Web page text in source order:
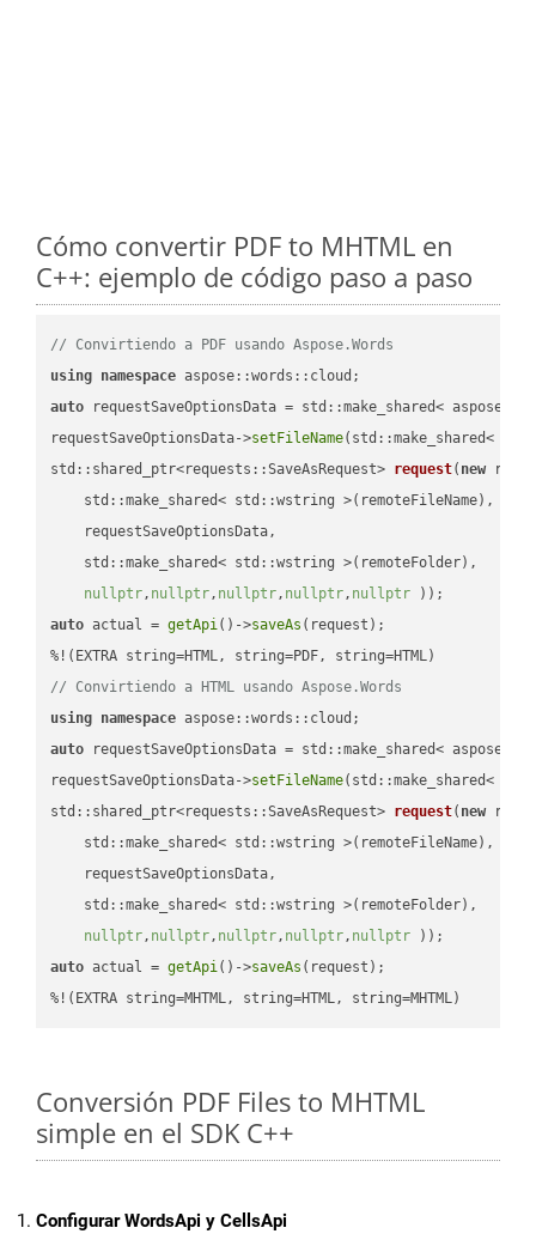
Cómo convertir PDF to MHTML en
C++: ejemplo de código paso a paso
// Convirtiendo a PDF usando Aspose.Words
using namespace
auto requestSaveOptionsData = std::make_shared<
requestSaveOptionsData->setFileName(std::make_shared<
std::shared_ptr<requests::SaveAsRequest> request( new
    std::make_shared< std::wstring >(remoteFileName),
    requestSaveOptionsData,
    std::make_shared< std::wstring >(remoteFolder),
nullptr, nullptr, nullptr, nullptr, nullptr ))
auto actual = getApi()->saveAs (request);
// Convirtiendo a HTML usando Aspose.Words
using namespace
auto requestSaveOptionsData = std::make_shared<
requestSaveOptionsData->setFileName(std::make_shared<
std::shared_ptr<requests::SaveAsRequest> request( new
    std::make_shared< std::wstring >(remoteFileName),
    requestSaveOptionsData,
    std::make_shared< std::wstring >(remoteFolder),
nullptr, nullptr, nullptr, nullptr, nullptr ))
auto actual = getApi()->saveAs (request);
%!(EXTRA string=MHTML, string=HTML, string=MHTML)
Conversión PDF Files to MHTML
simple en el SDK C++
Configurar WordsApi y CellsApi